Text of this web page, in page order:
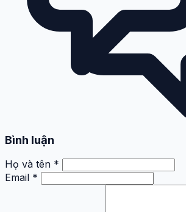
Bình luận
Họ và tên *
Email *